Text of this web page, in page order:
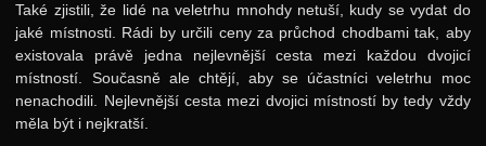
Také zjistili, že lidé na veletrhu mnohdy netuší, kudy se vydat do
jaké místnosti. Rádi by určili ceny za průchod chodbami tak, aby
existovala právě jedna nejlevnější cesta mezi každou dvojicí
místností. Současně ale chtějí, aby se účastníci veletrhu moc
nenachodili. Nejlevnější cesta mezi dvojici místností by tedy vždy
měla být i nejkratší.